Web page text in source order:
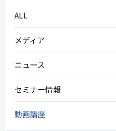
ALL
メディア
ニュース
セミナー情報
動画講座